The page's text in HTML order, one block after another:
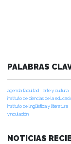
PALABRAS
agenda facultad arte y cultura
instituto de ciencias de la
instituto de lingüística y literatura
vinculación
NOTICIAS